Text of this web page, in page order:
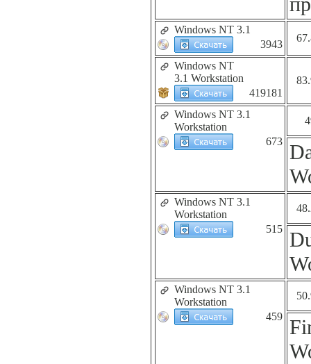
Windows NT 3.1
3943
Windows NT
3.1 Workstation
419181
Windows NT 3.1
Workstation
673
Windows NT 3.1
Workstation
515
Windows NT 3.1
Workstation
459